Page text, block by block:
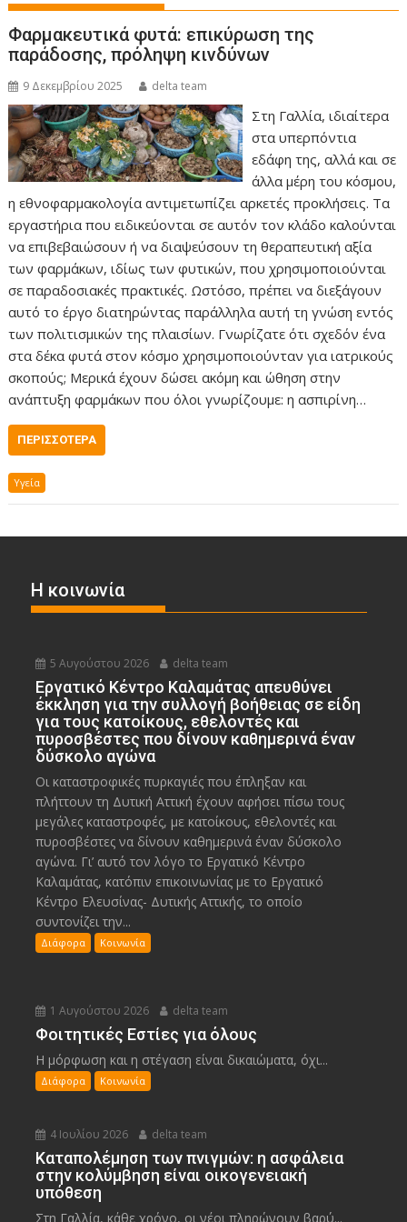
Φαρμακευτικά φυτά: επικύρωση της
παράδοσης, πρόληψη κινδύνων
9 Δεκεμβρίου 2025 delta team
Στη Γαλλία, ιδιαίτερα
στα υπερπόντια
εδάφη της, αλλά και σε
άλλα μέρη του κόσμου,
η εθνοφαρμακολογία αντιμετωπίζει αρκετές προκλήσεις. Τα
εργαστήρια που ειδικεύονται σε αυτόν τον κλάδο καλούνται
να επιβεβαιώσουν ή να διαψεύσουν τη θεραπευτική αξία
των φαρμάκων, ιδίως των φυτικών, που χρησιμοποιούνται
σε παραδοσιακές πρακτικές. Ωστόσο, πρέπει να διεξάγουν
αυτό το έργο διατηρώντας παράλληλα αυτή τη γνώση εντός
των πολιτισμικών της πλαισίων. Γνωρίζατε ότι σχεδόν ένα
στα δέκα φυτά στον κόσμο χρησιμοποιούνταν για ιατρικούς
σκοπούς; Μερικά έχουν δώσει ακόμη και ώθηση στην
ανάπτυξη φαρμάκων που όλοι γνωρίζουμε: η ασπιρίνη…
ΠΕΡΙΣΣΌΤΕΡΑ
Υγεία
Η κοινωνία
5 Αυγούστου 2026 delta team
Εργατικό Κέντρο Καλαμάτας απευθύνει
έκκληση για την συλλογή βοήθειας σε είδη
για τους κατοίκους, εθελοντές και
πυροσβέστες που δίνουν καθημερινά έναν
δύσκολο αγώνα
Οι καταστροφικές πυρκαγιές που έπληξαν και
πλήττουν τη Δυτική Αττική έχουν αφήσει πίσω τους
μεγάλες καταστροφές, με κατοίκους, εθελοντές και
πυροσβέστες να δίνουν καθημερινά έναν δύσκολο
αγώνα. Γι’ αυτό τον λόγο το Εργατικό Κέντρο
Καλαμάτας, κατόπιν επικοινωνίας με το Εργατικό
Κέντρο Ελευσίνας- Δυτικής Αττικής, το οποίο
συντονίζει την...
Διάφορα Κοινωνία
1 Αυγούστου 2026 delta team
Φοιτητικές Εστίες για όλους
Η μόρφωση και η στέγαση είναι δικαιώματα, όχι...
Διάφορα Κοινωνία
4 Ιουλίου 2026 delta team
Καταπολέμηση των πνιγμών: η ασφάλεια
στην κολύμβηση είναι οικογενειακή
υπόθεση
Στη Γαλλία, κάθε χρόνο, οι νέοι πληρώνουν βαρύ...